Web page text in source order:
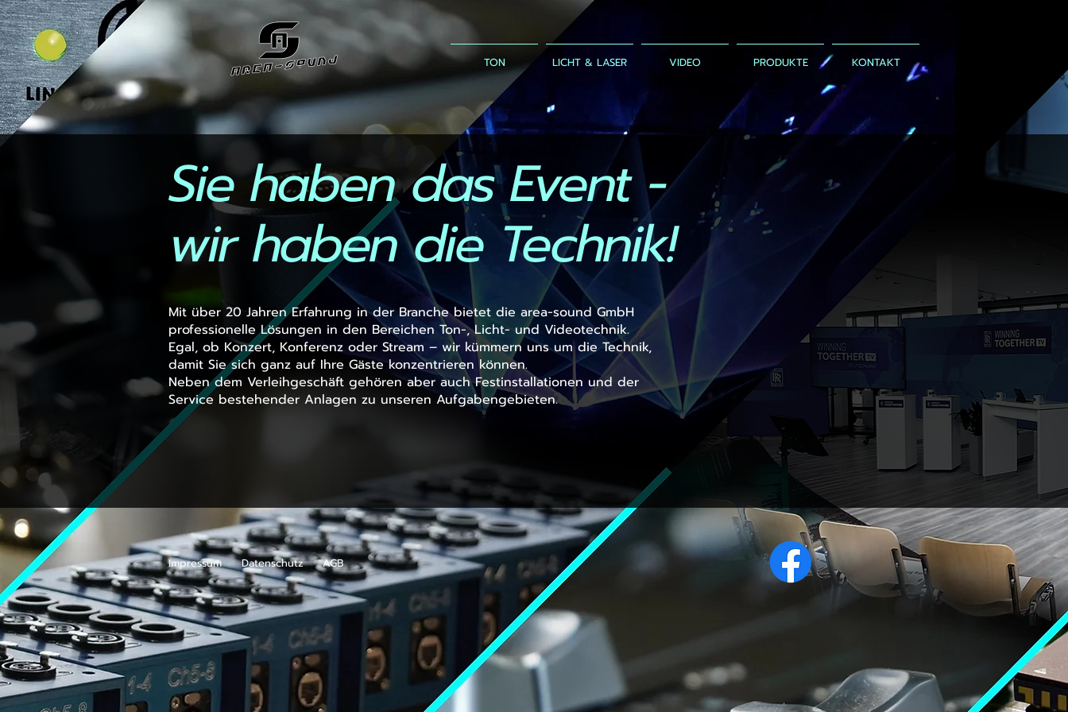
TON LICHT & LASER VIDEO PRODUKTE KONTAKT
Sie haben das Event -
wir haben die Technik!
Mit über 20 Jahren Erfahrung in der Branche bietet die area-sound GmbH
professionelle Lösungen in den Bereichen Ton-, Licht- und Videotechnik.
Egal, ob Konzert, Konferenz oder Stream – wir kümmern uns um die Technik,
damit Sie sich ganz auf Ihre Gäste konzentrieren können.
Neben dem Verleihgeschäft gehören aber auch Festinstallationen und der
Service bestehender Anlagen zu unseren Aufgabengebieten.
Impressum Datenschutz AGB